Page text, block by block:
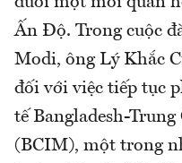
Ấn Độ. Trong cuộc
Modi, ông Lý Khắc
đối với việc tiếp tục
tế Bangladesh-
(BCIM), một trong